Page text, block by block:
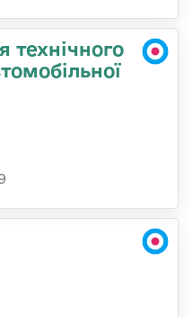
технічного